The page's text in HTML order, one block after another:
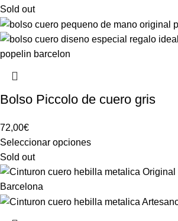
Sold out
Bolso Piccolo de cuero gris
72,00€
Seleccionar opciones
Sold out